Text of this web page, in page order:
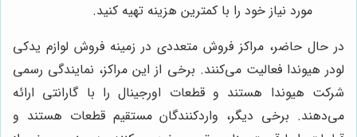
مورد نیاز خود را با کمترین هزینه تهیه کنید.
در حال حاضر، مراکز فروش متعددی در زمینه فروش لوازم یدکی
لودر هیوندا فعالیت می‌کنند. برخی از این مراکز، نمایندگی رسمی
شرکت هیوندا هستند و قطعات اورجینال را با گارانتی ارائه
می‌دهند. برخی دیگر، واردکنندگان مستقیم قطعات هستند و